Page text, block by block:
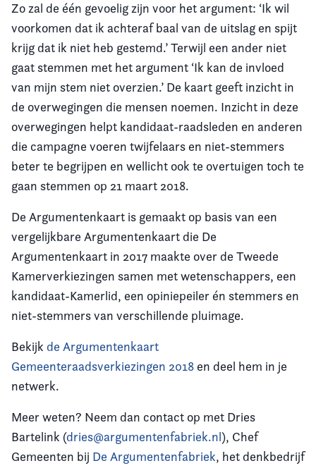
Zo zal de één gevoelig zijn voor het argument: ‘Ik wil
voorkomen dat ik achteraf baal van de uitslag en spijt
krijg dat ik niet heb gestemd.’ Terwijl een ander niet
gaat stemmen met het argument ‘Ik kan de invloed
van mijn stem niet overzien.’ De kaart geeft inzicht in
de overwegingen die mensen noemen. Inzicht in deze
overwegingen helpt kandidaat-raadsleden en anderen
die campagne voeren twijfelaars en niet-stemmers
beter te begrijpen en wellicht ook te overtuigen toch te
gaan stemmen op 21 maart 2018.
De Argumentenkaart is gemaakt op basis van een
vergelijkbare Argumentenkaart die De
Argumentenkaart in 2017 maakte over de Tweede
Kamerverkiezingen samen met wetenschappers, een
kandidaat-Kamerlid, een opiniepeiler én stemmers en
niet-stemmers van verschillende pluimage.
Bekijk de Argumentenkaart
Gemeenteraadsverkiezingen 2018 en deel hem in je
netwerk.
Meer weten? Neem dan contact op met Dries
Bartelink (dries@argumentenfabriek.nl), Chef
Gemeenten bij De Argumentenfabriek, het denkbedrijf